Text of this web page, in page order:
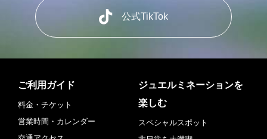
公式TikTok
ご利用ガイド
料金・チケット
営業時間・カレンダー
ジュエルミネーションを
楽しむ
スペシャルスポット